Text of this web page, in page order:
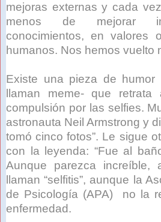
mejoras externas y cada
menos de mejorar
conocimientos, en valores
humanos. Nos hemos vuelto
Existe una pieza de humor
llaman meme- que
compulsión por las selfies.
astronauta Neil Armstrong y
tomó cinco fotos”. Le sigue
con la leyenda: “Fue al
Aunque parezca increíble,
llaman “selfitis”, aunque la
de Psicología (APA) no la
enfermedad.